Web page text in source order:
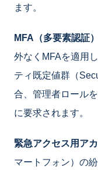
ます。
MFA（多要素認証
外なくMFAを適用
ティ既定値群（
合、管理者ロール
に要求されます。
緊急アクセス用ア
マートフォン）の